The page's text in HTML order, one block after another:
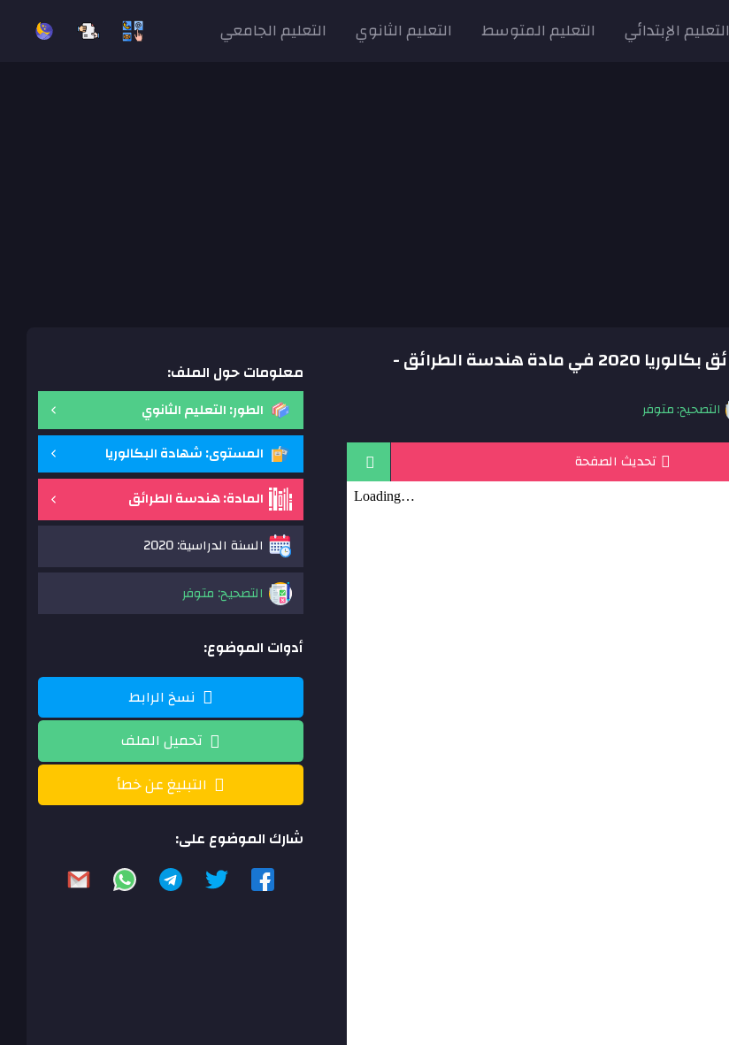
التعليم الإبتدائي التعليم المتوسط التعليم الثانوي التعليم الجامعي
موضوع هندسة الطرائق بكالوريا 2020 في مادة هندسة الطرائق -
التصحيح: متوفر
تحديث الصفحة
معلومات حول الملف:
الطور: التعليم الثانوي
المستوى: شهادة البكالوريا
المادة: هندسة الطرائق
السنة الدراسية: 2020
التصحيح: متوفر
أدوات الموضوع:
نسخ الرابط
تحميل الملف
التبليغ عن خطأ
شارك الموضوع على: